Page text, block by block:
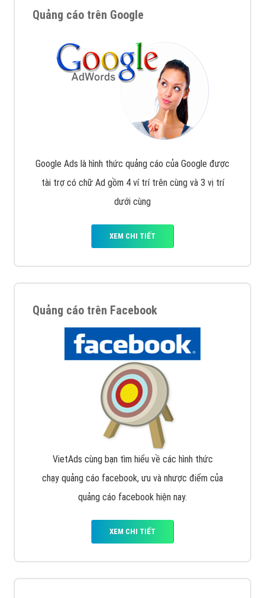
Nếu bạn đang cần quảng cáo, thiết kế web,
triển Website cho doanh nghiệp mình
. Đừng chần
chừ hãy nhấc máy lên và gọi ngay cho chúng tôi theo
Hotline: 0964 82 6644 (24/7) hoặc email:
để được tư vấn chuyên
sâu về giải pháp marketing hiệu quả cho doanh nghiệp
Google Ads là hình thức quảng cáo của Google được
tài trợ có chữ Ad gồm 4 ví trí trên cùng và 3 vị trí
dưới cùng
XEM CHI TIẾT